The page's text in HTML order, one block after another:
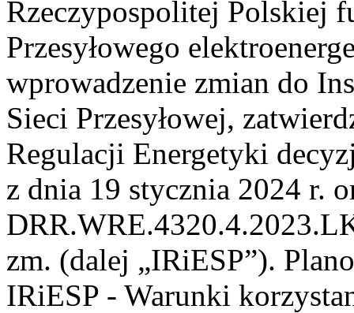
Rzeczypospolitej Polskiej
Przesyłowego
wprowadzenie zmian do
Sieci Przesyłowej,
Regulacji Energetyki
z dnia 19 stycznia 2024 r.
zm. (dalej „IRiESP”).
IRiESP - Warunki